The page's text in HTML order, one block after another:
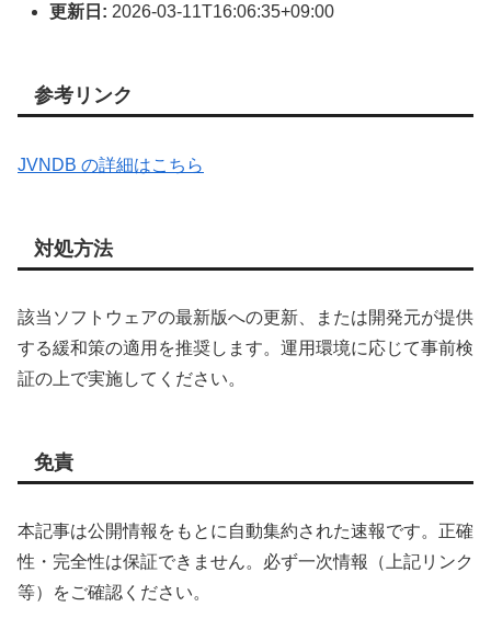
更新日: 2026-03-11T16:06:35+09:00
参考リンク
JVNDB の詳細はこちら
対処方法
該当ソフトウェアの最新版への更新、または開発元が提供
する緩和策の適用を推奨します。運用環境に応じて事前検
証の上で実施してください。
免責
本記事は公開情報をもとに自動集約された速報です。正確
性・完全性は保証できません。必ず一次情報（上記リンク
等）をご確認ください。